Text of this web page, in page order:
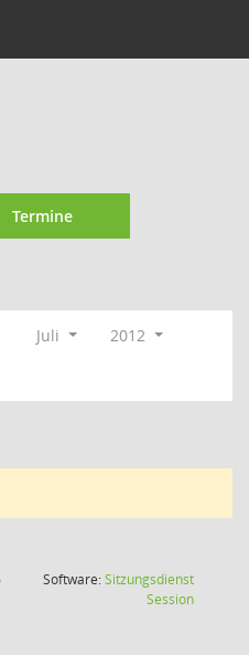
Termine
Juli
2012
Software:Sitzungsdienst
Session(Wird in